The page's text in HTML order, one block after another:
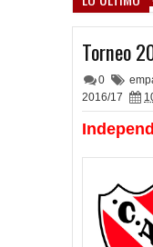
Torneo
0
2016/17